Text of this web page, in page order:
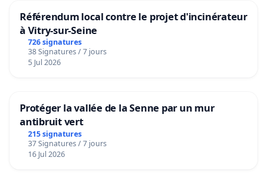
Référendum local contre le projet d'incinérateur
à Vitry-sur-Seine
726 signatures
38 Signatures / 7 jours
5 Jul 2026
Protéger la vallée de la Senne par un mur
antibruit vert
215 signatures
37 Signatures / 7 jours
16 Jul 2026